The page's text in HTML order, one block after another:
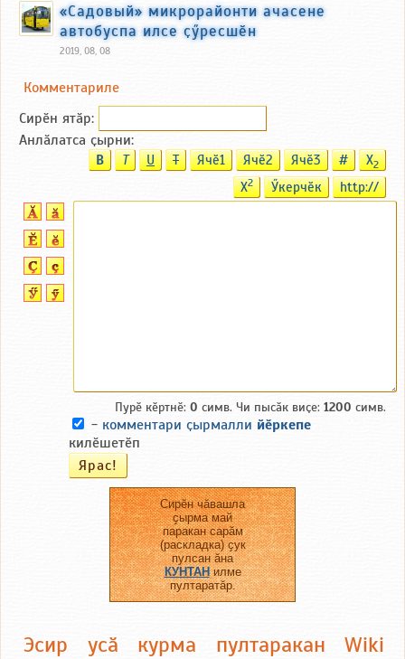
«Садовый» микрорайонти ачасене
автобуспа илсе ҫӳресшӗн
2019, 08, 08
Комментариле
Сирӗн ятӑp:
Анлӑлатса ҫырни:
B T U T Ячӗ1 Ячӗ2 Ячӗ3 # X2
X2 Ӳкерчӗк http://
Пурӗ кӗртнӗ: 0 симв. Чи пысӑк виҫе: 1200 симв.
- комментари ҫырмалли йӗркепе
килӗшетӗп
Сирӗн чӑвашла
ҫырма май
паракан сарӑм
(раскладка) ҫук
пулсан ӑна
КУНТАНилме
пултаратӑр.
Эсир усӑ курма пултаракан Wiki